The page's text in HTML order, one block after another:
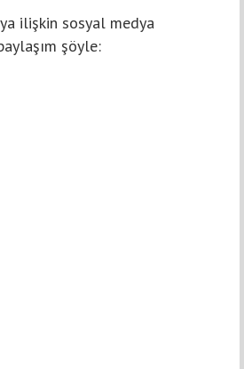
ilişkin sosyal medya
şöyle: